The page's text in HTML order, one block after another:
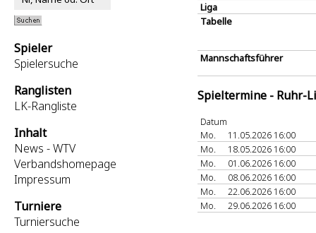
Spieler
Spielersuche
Ranglisten
LK-Rangliste
Inhalt
News - WTV
Verbandshomepage
Impressum
Turniere
Turniersuche
Liga
Tabelle
Mannschaftsführer
Spieltermine - Ruhr-
Datum
Mo.
11.05.2026 16:00
Mo.
18.05.2026 16:00
Mo.
01.06.2026 16:00
Mo.
08.06.2026 16:00
Mo.
22.06.2026 16:00
Mo.
29.06.2026 16:00